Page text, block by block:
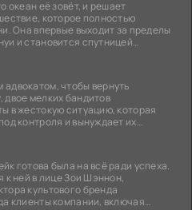
океан её зовёт, и решает
которое полностью
Она впервые выходит за пределы
и становится спутницей
чтобы вернуть
мелких бандитов
в жестокую ситуацию, которая
контроля и вынуждает их
готова была на всё ради успеха.
к ней в лице Зои Шэннон,
культового бренда
клиенты компании, включая